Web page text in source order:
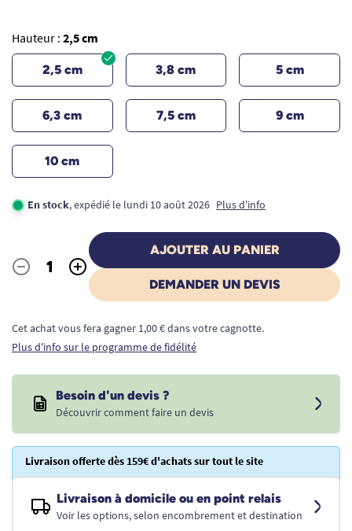
Hauteur : 2,5 cm
2,5 cm 3,8 cm 5 cm
6,3 cm 7,5 cm 9 cm
10 cm
En stock, expédié le lundi 10 août 2026 Plus d'info
Quantité
- +
AJOUTER AU PANIER
DEMANDER UN DEVIS
Cet achat vous fera gagner 1,00 € dans votre cagnotte.
Plus d'info sur le programme de fidélité
Besoin d'un devis ?
Découvrir comment faire un devis
Livraison offerte dès 159€ d'achats sur tout le site
Livraison à domicile ou en point relais
Voir les options, selon encombrement et destination